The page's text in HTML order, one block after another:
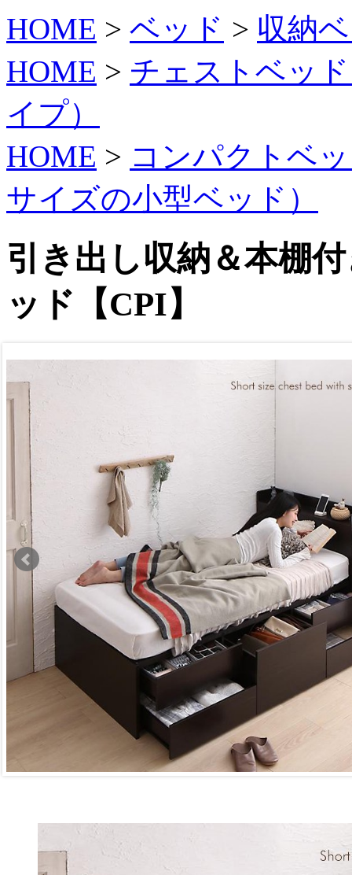
HOME > ベッド > 収納
HOME > チェストベッ
イプ）
HOME > コンパクトベ
サイズの小型ベッド）
引き出し収納＆本棚
ッド【CPI】